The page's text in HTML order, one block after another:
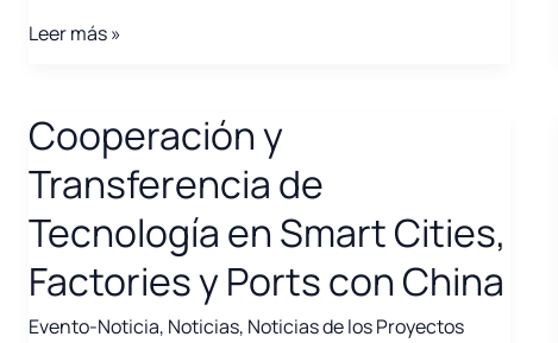
Proyecto
solución
integral
de
desesamblaje
y
conformación
de
Leer más »
Cooperación y
Transferencia de
Tecnología en Smart Cities,
Factories y Ports con China
Evento-Noticia, Noticias, Noticias de los Proyectos